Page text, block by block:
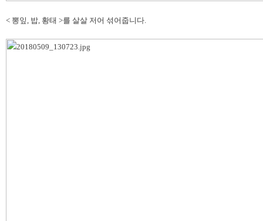
< 뽕잎, 밥, 황태 >를 살살 저어 섞어줍니다.